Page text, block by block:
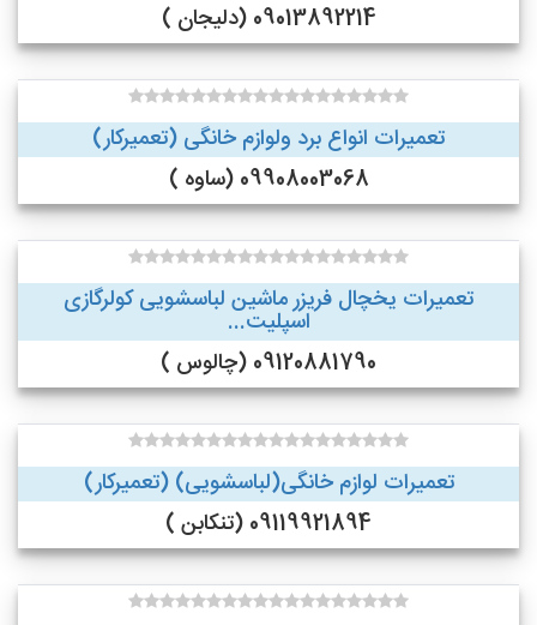
09013892214 (دلیجان )
تعمیرات انواع برد ولوازم خانگی (تعمیرکار)
09908003068 (ساوه )
تعمیرات یخچال فریزر ماشین لباسشویی کولرگازی
اسپلیت...
09120881790 (چالوس )
تعمیرات لوازم خانگی(لباسشویی) (تعمیرکار)
09119921894 (تنکابن )